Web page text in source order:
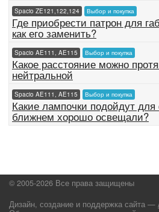
Spacio ZE121,122,124 Выбор и покупка
Где приобрести патрон для
как его заменить?
Spacio AE111, AE115 Выбор и покупка
Какое расстояние можно
нейтральной
Spacio AE111, AE115 Выбор и покупка
Какие лампочки подойдут
ближнем хорошо освещали?
© 2005-2026 Все права защищены
Дизайн, создание и поддержка сайта —